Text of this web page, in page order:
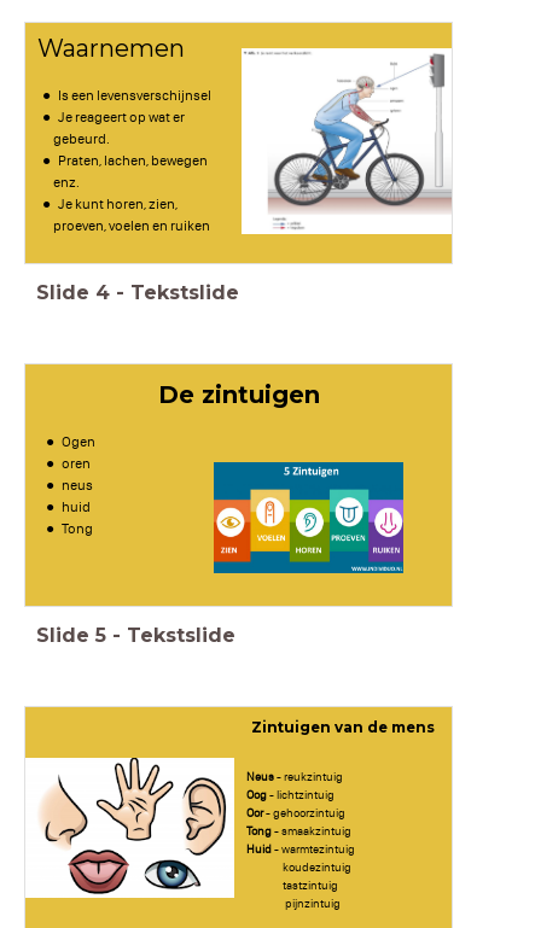
Waarnemen
Is een levensverschijnsel
Je reageert op wat er
gebeurd.
Praten, lachen, bewegen
enz.
Je kunt horen, zien,
proeven, voelen en ruiken
Slide 4 - Tekstslide
De zintuigen
Ogen
oren
neus
huid
Tong
Slide 5 - Tekstslide
Zintuigen van de mens
Neus- reukzintuig
Oog- lichtzintuig
Oor- gehoorzintuig
Tong- smaakzintuig
Huid- warmtezintuig
koudezintuig
tastzintuig
pijnzintuig